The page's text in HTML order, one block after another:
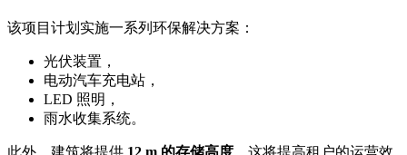
该项目计划实施一系列环保解决方案：
光伏装置，
电动汽车充电站，
LED 照明，
雨水收集系统。